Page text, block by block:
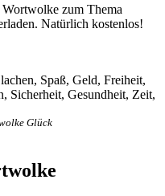
zum Thema
Natürlich kostenlos!
Spaß, Geld, Freiheit,
Sicherheit, Gesundheit, Zeit,
Glück